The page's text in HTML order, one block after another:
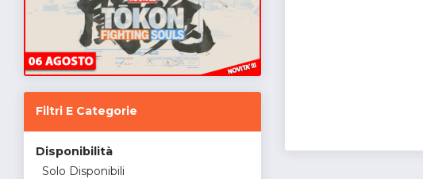
Filtri E Categorie
Disponibilità
Solo Disponibili